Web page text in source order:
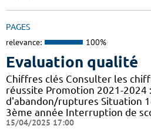
PAGES
relevance: 100%
Evaluation qualité
Chiffres clés Consulter les
réussite Promotion 2021-2024
d'abandon/ruptures Situation
3ème année Interruption de
15/04/2025 17:00